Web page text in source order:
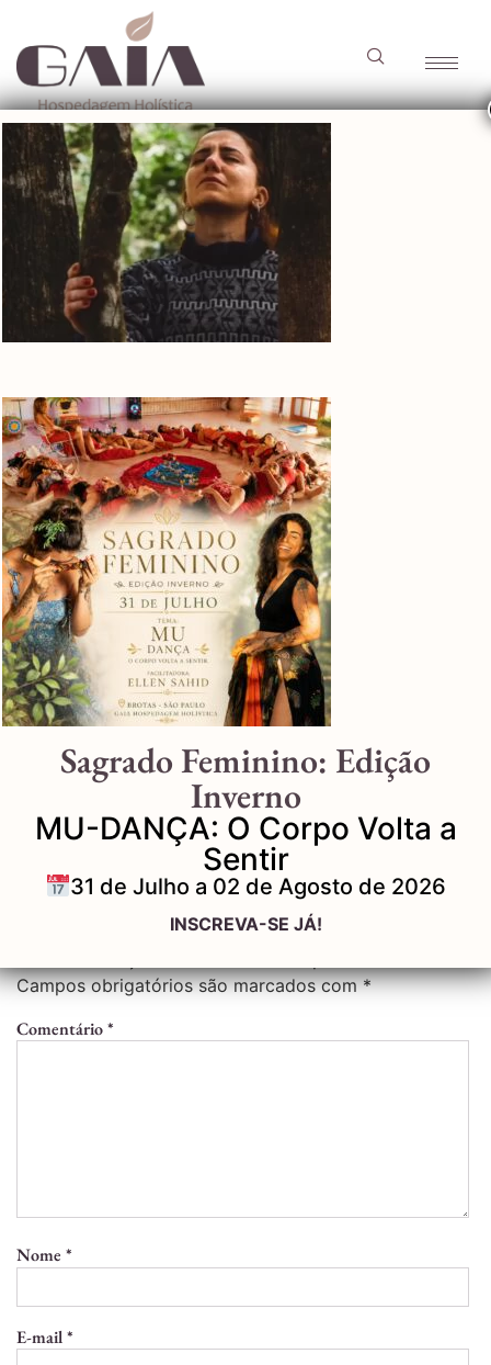
abracar_uma_arvore-
2
abracar_uma_arvore-
2
Deixe um comentário
Campos obrigatórios são marcados com*
Comentário*
Nome *
E-mail*
Sagrado Feminino: Edição
Inverno
MU-DANÇA: O Corpo Volta a
Sentir
31 de Julho a 02 de Agosto de 2026
INSCREVA-SE JÁ!